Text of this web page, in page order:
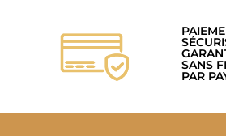
SANS
PAR